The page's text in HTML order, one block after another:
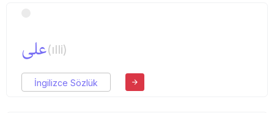
علی(ılli)
İngilizce Sözlük